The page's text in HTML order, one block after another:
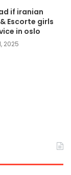
if iranian
Escorte girls
in oslo
2025